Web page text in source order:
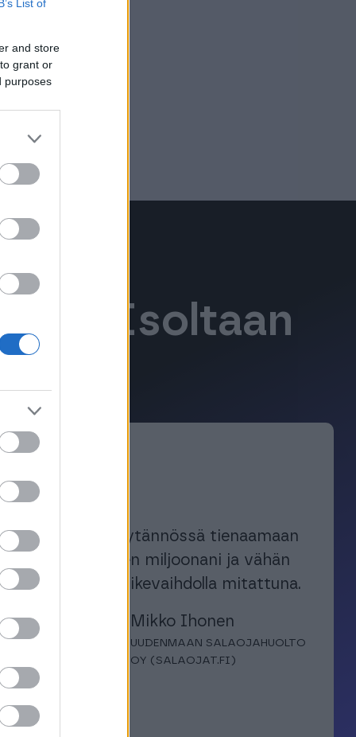
List of
and store
grant or
purposes
Isoltaan
Autoitte käytännössä tienaamaan
ensimmäisen miljoonani ja vähän
päälle! Siis liikevaihdolla mitattuna.
Mikko Ihonen
UUDENMAAN SALAOJAHUOLTO
OY (SALAOJAT.FI)